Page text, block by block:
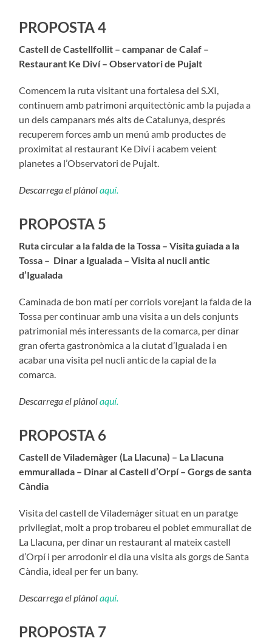
PROPOSTA 4
Castell de Castellfollit – campanar de Calaf –
Restaurant Ke Diví – Observatori de Pujalt
Comencem la ruta visitant una fortalesa del S.XI,
continuem amb patrimoni arquitectònic amb la pujada a
un dels campanars més alts de Catalunya, després
recuperem forces amb un menú amb productes de
proximitat al restaurant Ke Diví i acabem veient
planetes a l’Observatori de Pujalt.
Descarrega el plànolaquí.
PROPOSTA 5
Ruta circular a la falda de la Tossa – Visita guiada a la
Tossa – Dinar a Igualada – Visita al nucli antic
d’Igualada
Caminada de bon matí per corriols vorejant la falda de la
Tossa per continuar amb una visita a un dels conjunts
patrimonial més interessants de la comarca, per dinar
gran oferta gastronòmica a la ciutat d’Igualada i en
acabar una visita pel nucli antic de la capial de la
comarca.
Descarrega el plànolaquí.
PROPOSTA 6
Castell de Vilademàger (La Llacuna) – La Llacuna
emmurallada – Dinar al Castell d’Orpí – Gorgs de santa
Càndia
Visita del castell de Vilademàger situat en un paratge
privilegiat, molt a prop trobareu el poblet emmurallat de
La Llacuna, per dinar un restaurant al mateix castell
d’Orpí i per arrodonir el dia una visita als gorgs de Santa
Càndia, ideal per fer un bany.
Descarrega el plànolaquí.
PROPOSTA 7